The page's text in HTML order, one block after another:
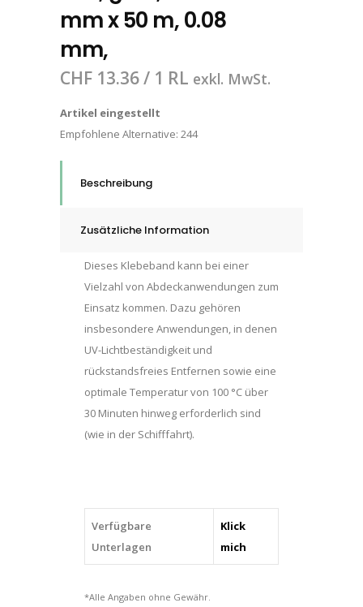
mm x 50 m, 0.08
mm,
CHF 13.36/ 1 RL exkl. MwSt.
Artikel eingestellt
Empfohlene Alternative: 244
Beschreibung
Zusätzliche Information
Dieses Klebeband kann bei einer
Vielzahl von Abdeckanwendungen zum
Einsatz kommen. Dazu gehören
insbesondere Anwendungen, in denen
UV-Lichtbeständigkeit und
rückstandsfreies Entfernen sowie eine
optimale Temperatur von 100 °C über
30 Minuten hinweg erforderlich sind
(wie in der Schifffahrt).
Verfügbare
Unterlagen
Klick
mich
*Alle Angaben ohne Gewähr.